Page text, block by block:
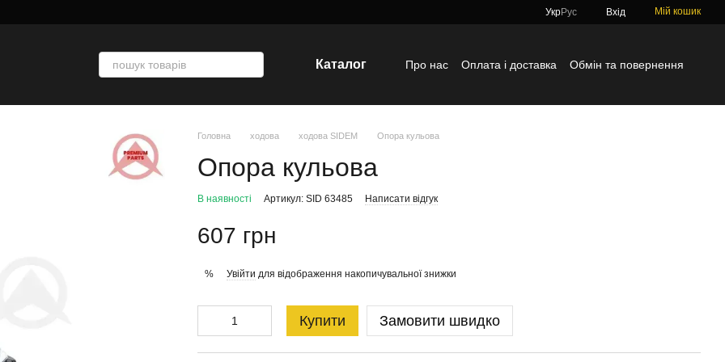
УкрРус Вхід Мій кошик
Каталог Про нас Оплата і доставка
Обмін та повернення
Головна ходова ходова SIDEM Опора кульова
Опора кульова
В наявності Артикул: SID 63485 Написати відгук
607 грн
% Увійти для відображення накопичувальної знижки
Купити Замовити швидко